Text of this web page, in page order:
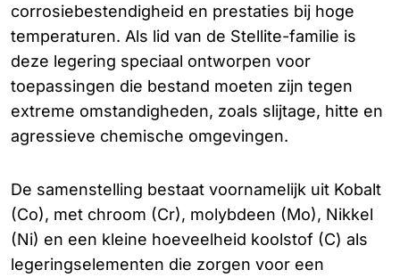
corrosiebestendigheid en prestaties bij hoge
temperaturen. Als lid van de Stellite-familie is
deze legering speciaal ontworpen voor
toepassingen die bestand moeten zijn tegen
extreme omstandigheden, zoals slijtage, hitte en
agressieve chemische omgevingen.
De samenstelling bestaat voornamelijk uit Kobalt
(Co), met chroom (Cr), molybdeen (Mo), Nikkel
(Ni) en een kleine hoeveelheid koolstof (C) als
legeringselementen die zorgen voor een